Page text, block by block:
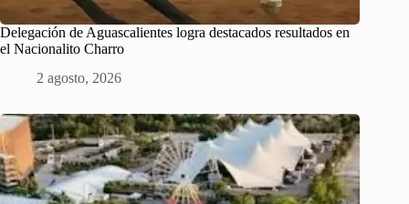
Delegación de Aguascalientes logra destacados resultados en
el Nacionalito Charro
2 agosto, 2026